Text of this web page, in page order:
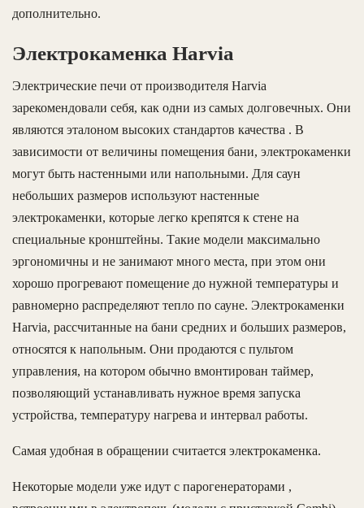
дополнительно.
Электрокаменка Harvia
Электрические печи от производителя Harvia
зарекомендовали себя, как одни из самых долговечных. Они
являются эталоном высоких стандартов качества . В
зависимости от величины помещения бани, электрокаменки
могут быть настенными или напольными. Для саун
небольших размеров используют настенные
электрокаменки, которые легко крепятся к стене на
специальные кронштейны. Такие модели максимально
эргономичны и не занимают много места, при этом они
хорошо прогревают помещение до нужной температуры и
равномерно распределяют тепло по сауне. Электрокаменки
Harvia, рассчитанные на бани средних и больших размеров,
относятся к напольным. Они продаются с пультом
управления, на котором обычно вмонтирован таймер,
позволяющий устанавливать нужное время запуска
устройства, температуру нагрева и интервал работы.
Самая удобная в обращении считается электрокаменка.
Некоторые модели уже идут с парогенераторами ,